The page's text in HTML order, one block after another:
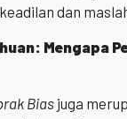
dan
Mengapa
Bias juga